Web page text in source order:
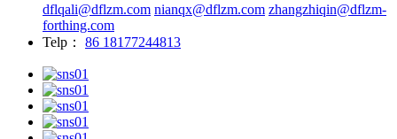
dflqali@dflzm.com nianqx@dflzm.com zhangzhiqin@dflzm-
forthing.com
Telp：
86 18177244813